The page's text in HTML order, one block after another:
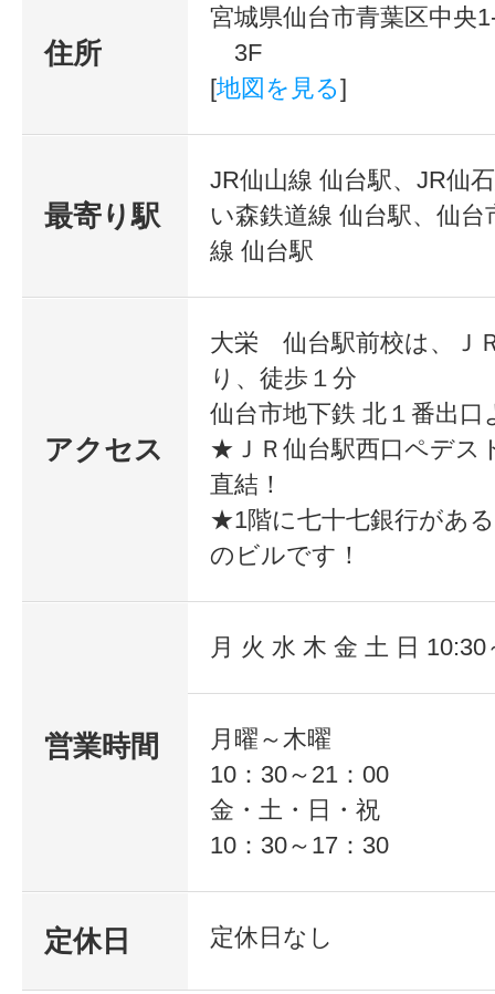
■■■■■■ 必ず何かが見つかる！学習相
中！ ■■■■■■
事に物足りなさ
★★年齢・学歴・
問わない、社会人
資格と就職のStep
人生は、一人ひと
ながる階段を一歩
テップアップする
大栄は、資格取得
サポートするStep Up（ステップア
ルとして、様々な年齢の様々なキ
のご要望にお応えし、昨年も年間
長年の社会人教育の実績に基づく
住所
宮城県仙台市青葉区中央
3F
[地図を見る]
最寄り駅
JR仙山線 仙台駅、JR仙
い森鉄道線 仙台駅、仙台
線 仙台駅
アクセス
大栄 仙台駅前校は、Ｊ
り、徒歩１分
仙台市地下鉄 北１番出口
★ＪＲ仙台駅西口ペデス
直結！
★1階に七十七銀行があ
のビルです！
営業時間
月 火 水 木 金 土 日 10:30
月曜～木曜
10：30～21：00
金・土・日・祝
10：30～17：30
定休日 定休日なし